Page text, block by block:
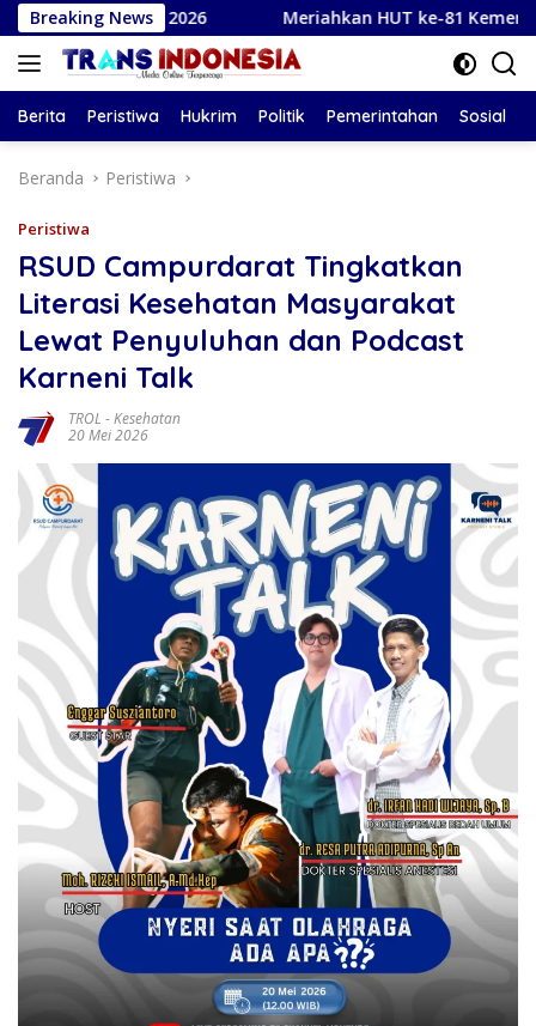
Langsung
ke
konten
Breaking News
2026 Meriahkan HUT ke-81 Kemerdekaan RI, Plt
Berita Peristiwa Hukrim Politik Pemerintahan Sosial
Beranda Peristiwa
Peristiwa
RSUD Campurdarat Tingkatkan
Literasi Kesehatan Masyarakat
Lewat Penyuluhan dan Podcast
Karneni Talk
TROL -Kesehatan
20 Mei 2026